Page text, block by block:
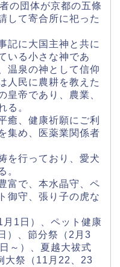
の団体が京都の五條
して寄合所に祀った
記に大国主神と共に
いる小さな神であ
温泉の神として信仰
人民に農耕を教えた
皇帝であり、農業、
る。
癒、健康祈願にご利
集め、医薬業関係者
を行っており、愛犬
。
富で、本水晶守、ペ
御守、張り子の虎な
1日）、ペット健康
）、節分祭（2月3
～）、夏越大祓式
大祭（11月22、23